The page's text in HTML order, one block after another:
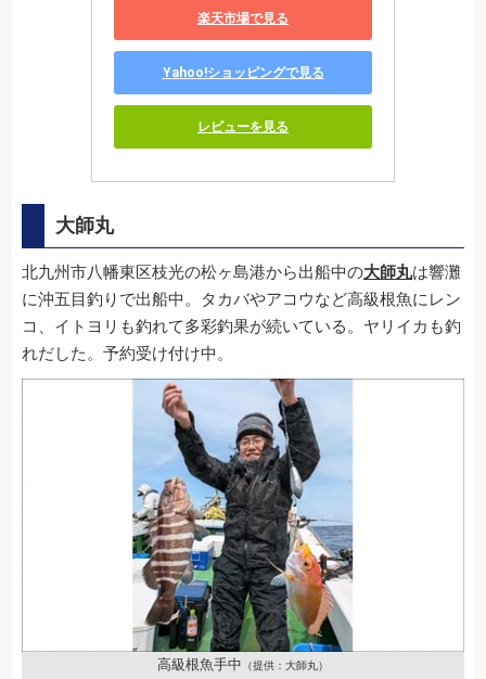
楽天市場で見る
Yahoo!ショッピングで見る
レビューを見る
大師丸
北九州市八幡東区枝光の松ヶ島港から出船中の大師丸は響灘
に沖五目釣りで出船中。タカバやアコウなど高級根魚にレン
コ、イトヨリも釣れて多彩釣果が続いている。ヤリイカも釣
れだした。予約受け付け中。
高級根魚手中 （提供：大師丸）